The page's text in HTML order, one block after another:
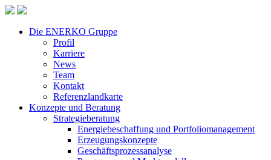
Die ENERKO Gruppe
Profil
Karriere
News
Team
Kontakt
Referenzlandkarte
Konzepte und Beratung
Strategieberatung
Energiebeschaffung und Portfoliomanagement
Erzeugungskonzepte
Geschäftsprozessanalyse